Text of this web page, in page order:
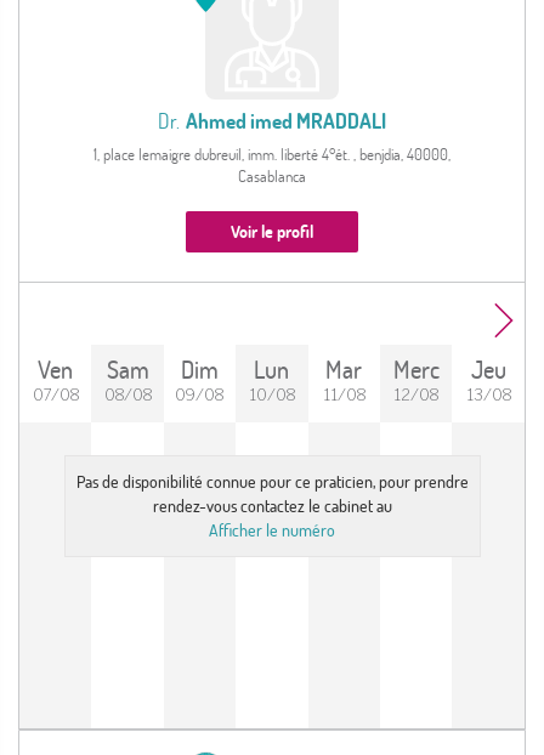
Dr. Ahmed imed MRADDALI
1, place lemaigre dubreuil, imm. liberté 4°ét. , benjdia, 40000,
Casablanca
Voir le profil
Ven
07/08
Sam
08/08
Dim
09/08
Lun
10/08
Mar
11/08
Merc
12/08
Jeu
13/08
Pas de disponibilité connue pour ce praticien, pour prendre
rendez-vous contactez le cabinet au
Afficher le numéro